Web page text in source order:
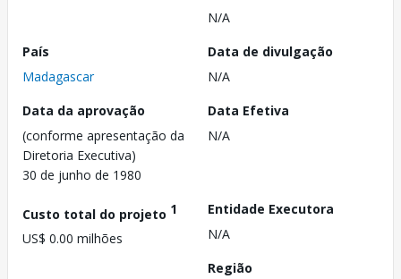
N/A
País
Madagascar
Data de divulgação
N/A
Data da aprovação
(conforme apresentação da
Diretoria Executiva)
30 de junho de 1980
Data Efetiva
N/A
Custo total do projeto 1
US$ 0.00 milhões
Entidade Executora
N/A
Região